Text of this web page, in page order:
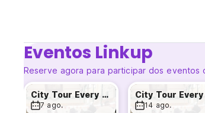
3. Cancelamento feito no dia da chegada
4. Nenhum reembolso após o check-in.
Exemplo: Check-in no dia 20 de
A reserva confirmada será mantida até às
check-in tardio.
Eventos Linkup
Reserve agora para participar dos eventos
City Tour Every Friday - meet local
7 ago. 14 ago.